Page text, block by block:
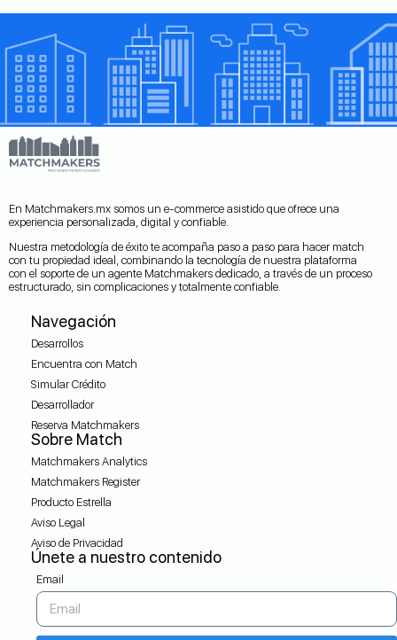
En Matchmakers.mx somos un e-commerce asistido que ofrece una
experiencia personalizada, digital y confiable.
Nuestra metodología de éxito te acompaña paso a paso para hacer match
con tu propiedad ideal, combinando la tecnología de nuestra plataforma
con el soporte de un agente Matchmakers dedicado, a través de un proceso
estructurado, sin complicaciones y totalmente confiable.
Navegación
Desarrollos
Encuentra con Match
Simular Crédito
Desarrollador
Reserva Matchmakers
Sobre Match
Matchmakers Analytics
Matchmakers Register
Producto Estrella
Aviso Legal
Aviso de Privacidad
Únete a nuestro contenido
Email